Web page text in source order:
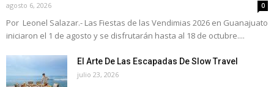
agosto 6, 2026 0
Por Leonel Salazar.- Las Fiestas de las Vendimias 2026 en Guanajuato
iniciaron el 1 de agosto y se disfrutarán hasta al 18 de octubre....
El Arte De Las Escapadas De Slow Travel
julio 23, 2026